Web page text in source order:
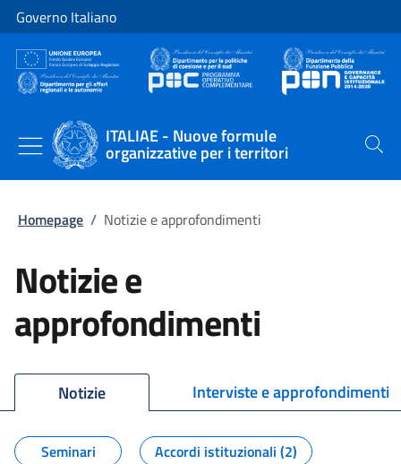
Vai al contenuto
Vai alla navigazione del sito
Governo Italiano
ITALIAE - Nuove formule
organizzative per i territori Cerca
Homepage / Notizie e approfondimenti
Notizie e
approfondimenti
Notizie Interviste e approfondimenti
Seminari
Accordi istituzionali (2)